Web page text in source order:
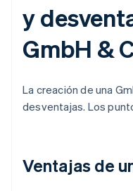
y
GmbH &
La creación de una
desventajas. Los
Ventajas de